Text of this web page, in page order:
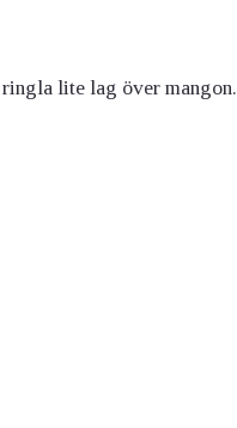
lite lag över mangon.